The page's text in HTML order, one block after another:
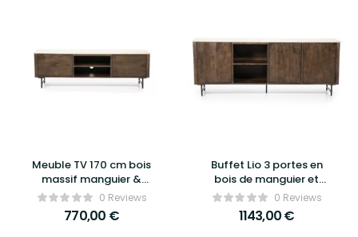
Meuble TV 170 cm bois
massif manguier &
travertin – LIO Eleonora
0 Reviews
770,00 €
Buffet Lio 3 portes en
bois de manguier et
travertin – Eleonora
0 Reviews
1143,00€